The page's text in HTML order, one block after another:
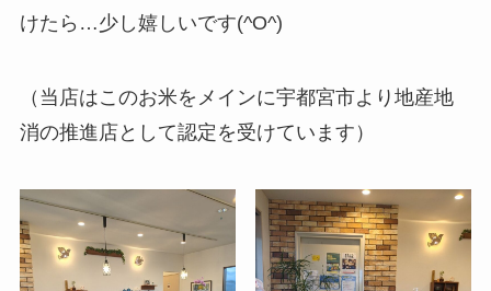
けたら…少し嬉しいです(^O^)
（当店はこのお米をメインに宇都宮市より地産地
消の推進店として認定を受けています）